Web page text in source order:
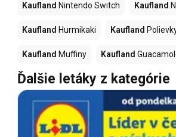
Kaufland Nintendo Switch Kaufland
Kaufland Hurmikaki Kaufland
Kaufland Muffiny Kaufland
Ďalšie letáky z kategórie